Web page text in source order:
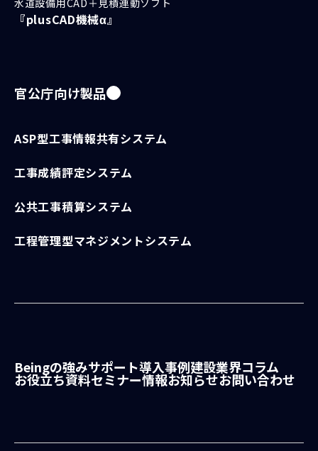
『plusCAD機械α』
官公庁向け製品
ASP型工事情報共有システム
工事成績評定システム
公共工事積算システム
工程管理型マネジメントシステム
Beingの強みサポート導入事例建設業界コラム
お役立ち資料セミナー情報お知らせお問い合わせ